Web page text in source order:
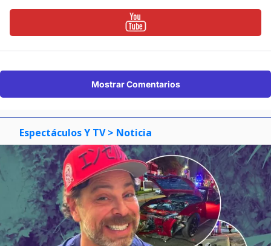
Mostrar Comentarios
Espectáculos Y TV > Noticia